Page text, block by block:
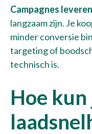
Campagnes
langzaam zijn. Je
minder conversie
targeting of
technisch is.
Hoe kun